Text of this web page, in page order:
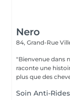
Nero
84, Grand-Rue
"Bienvenue dans
raconte une
plus que des
Soin Anti-Rides